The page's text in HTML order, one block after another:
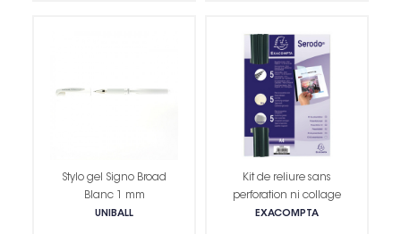
Stylo gel Signo Broad
Blanc 1 mm
UNIBALL
Kit de reliure sans
perforation ni collage
EXACOMPTA